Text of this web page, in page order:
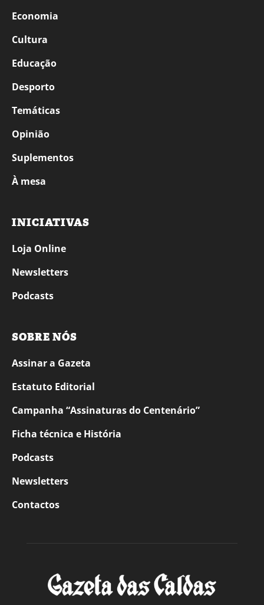
Economia
Cultura
Educação
Desporto
Temáticas
Opinião
Suplementos
À mesa
INICIATIVAS
Loja Online
Newsletters
Podcasts
SOBRE NÓS
Assinar a Gazeta
Estatuto Editorial
Campanha “Assinaturas do Centenário”
Ficha técnica e História
Podcasts
Newsletters
Contactos